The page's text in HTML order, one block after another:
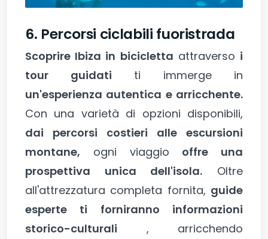
6. Percorsi ciclabili fuoristrada
Scoprire Ibiza in bicicletta attraverso i
tour guidati ti immerge in
un'esperienza autentica e arricchente.
Con una varietà di opzioni disponibili,
dai percorsi costieri alle escursioni
montane, ogni viaggio offre una
prospettiva unica dell'isola. Oltre
all'attrezzatura completa fornita, guide
esperte ti forniranno informazioni
storico-culturali , arricchendo